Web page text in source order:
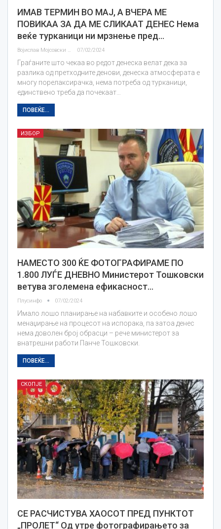
ИМАВ ТЕРМИН ВО МАЈ, А ВЧЕРА МЕ
ПОВИКАА ЗА ДА МЕ СЛИКААТ ДЕНЕС Нема
веќе турканици ни мрзнење пред…
Војислав Мојсовски 07/02/2024
Граѓаните што чекаа во редот денеска велат дека за
разлика од претходните денови, денеска атмосферата е
многу порелаксирачка, нема потреба од турканици,
единствено треба да почекаат…
ПОВЕЌЕ...
ИЗБОР
НАМЕСТО 300 ЌЕ ФОТОГРАФИРАМЕ ПО
1.800 ЛУЃЕ ДНЕВНО Министерот Тошковски
ветува зголемена ефикасност…
Плусинфо 07/02/2024
Имало лошо планирање на набавките и особено лошо
менаџирање на процесот на испорака, па затоа денес
нема доволен број обрасци – рече министерот за
внатрешни работи Панче Тошковски.
ПОВЕЌЕ...
СКОПЈЕ
СЕ РАСЧИСТУВА ХАОСОТ ПРЕД ПУНКТОТ
„ПРОЛЕТ“ Од утре фотографирањето за